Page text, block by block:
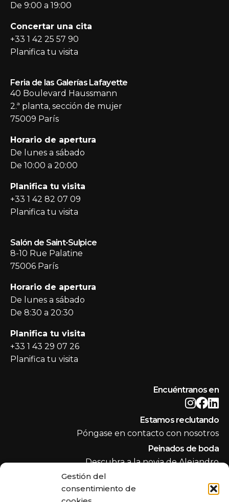
Gestión del
consentimiento de
De 9:00 a 19:00
Concertar una cita
+33 1 42 25 57 90
Planifica tu visita
Feria de las Galerías Lafayette
40 Boulevard Haussmann
2.ª planta, sección de mujer
75009 París
Horario de apertura
De lunes a sábado
De 10:00 a 20:00
Planifica tu visita
+33 1 42 82 07 09
Planifica tu visita
Salón de Saint-Sulpice
8-10 Rue Palatine
75006 París
Horario de apertura
De lunes a sábado
De 8:30 a 20:30
Planifica tu visita
+33 1 43 29 07 26
Planifica tu visita
Encuéntranos en
Estamos reclutando
Póngase en contacto con nosotros
Peinados de boda
Descubra a la novia de Alejandro
El creador de Alexandre de Paris
Descubra Le Créateur